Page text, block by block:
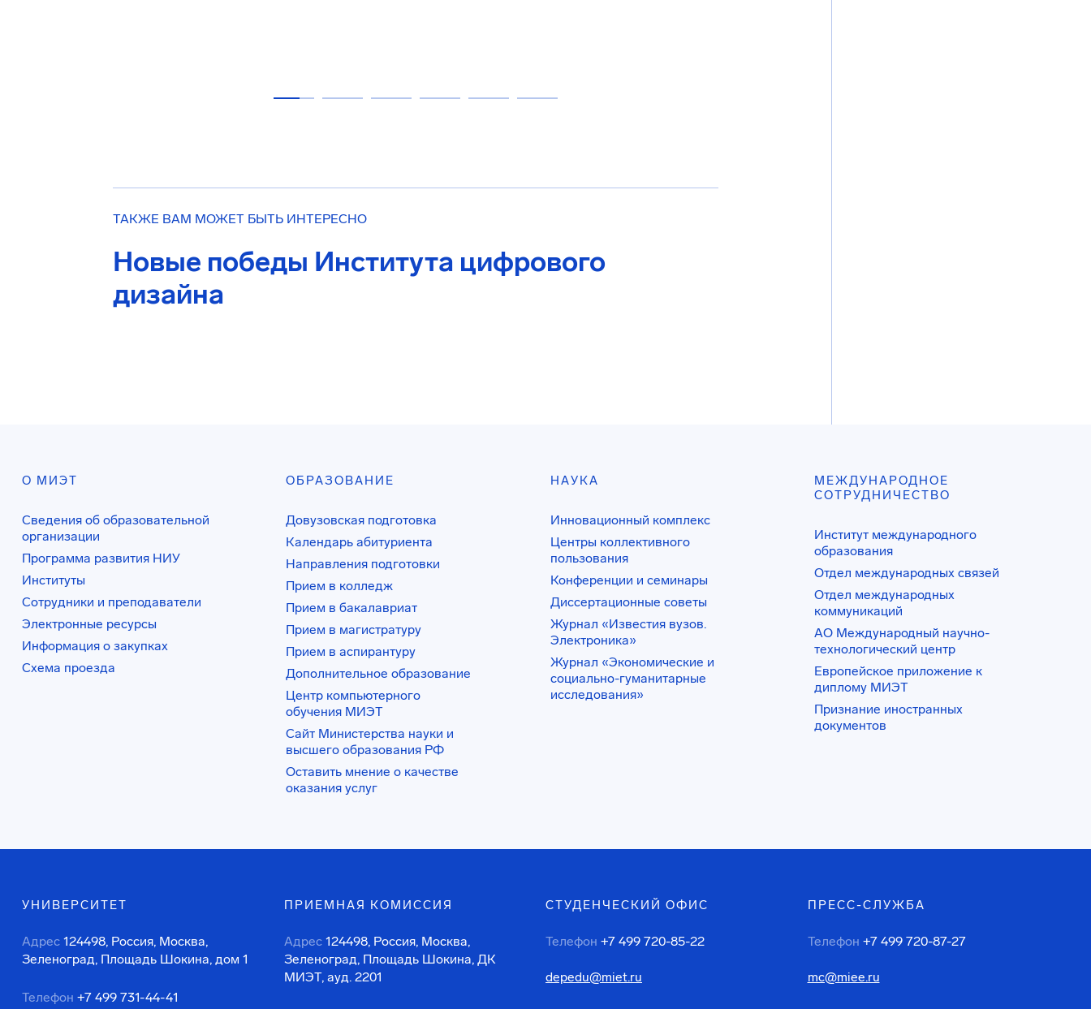
ТАКЖЕ ВАМ МОЖЕТ БЫТЬ ИНТЕРЕСНО
Новые победы Института цифрового
дизайна
О МИЭТ
Сведения об образовательной
организации
Программа развития НИУ
Институты
Сотрудники и преподаватели
Электронные ресурсы
Информация о закупках
Схема проезда
ОБРАЗОВАНИЕ
Довузовская подготовка
Календарь абитуриента
Направления подготовки
Прием в колледж
Прием в бакалавриат
Прием в магистратуру
Прием в аспирантуру
Дополнительное образование
Центр компьютерного
обучения МИЭТ
Сайт Министерства науки и
высшего образования РФ
Оставить мнение о качестве
оказания услуг
НАУКА
Инновационный комплекс
Центры коллективного
пользования
Конференции и семинары
Диссертационные советы
Журнал «Известия вузов.
Электроника»
Журнал «Экономические и
социально-гуманитарные
исследования»
МЕЖДУНАРОДНОЕ
СОТРУДНИЧЕСТВО
Институт международного
образования
Отдел международных связей
Отдел международных
коммуникаций
АО Международный научно-
технологический центр
Европейское приложение к
диплому МИЭТ
Признание иностранных
документов
УНИВЕРСИТЕТ
Адрес 124498, Россия, Москва,
Зеленоград, Площадь Шокина, дом 1
Телефон +7 499 731-44-41
ПРИЕМНАЯ КОМИССИЯ
Адрес 124498, Россия, Москва,
Зеленоград, Площадь Шокина, ДК
МИЭТ, ауд. 2201
СТУДЕНЧЕСКИЙ ОФИС
Телефон +7 499 720-85-22
depedu@miet.ru
ПРЕСС-СЛУЖБА
Телефон +7 499 720-87-27
mc@miee.ru